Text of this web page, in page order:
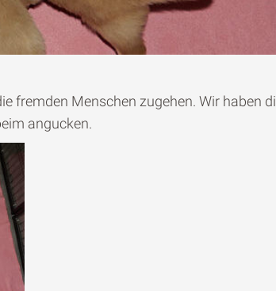
fremden Menschen zugehen. Wir haben
angucken.